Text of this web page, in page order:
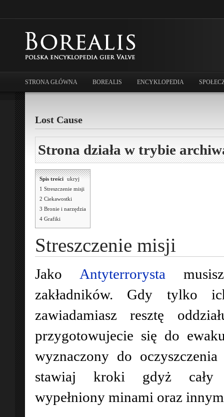
STRONA GŁÓWNA BOREALIS ENCYKLOPEDIA
Lost Cause
Strona działa w trybie
Spis treści [ukryj]
1 Streszczenie misji
2 Ciekawostki
3 Bronie i narzędzia
4 Grafiki
Streszczenie misji
Jako Antyterrorysta
zakładników. Gdy tylko
zawiadamiasz resztę
przygotowujecie się do
wyznaczony do
stawiaj kroki gdyż cały
wypełniony minami oraz